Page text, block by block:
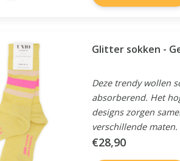
Glitter sokken -
Deze trendy wollen
absorberend. Het
designs zorgen
verschillende
€28,90